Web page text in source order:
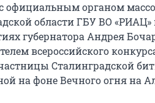
с официальным органом
области ГБУ ВО «РИАЦ»
губернатора Андрея
всероссийского
Сталинградской
на фоне Вечного огня на